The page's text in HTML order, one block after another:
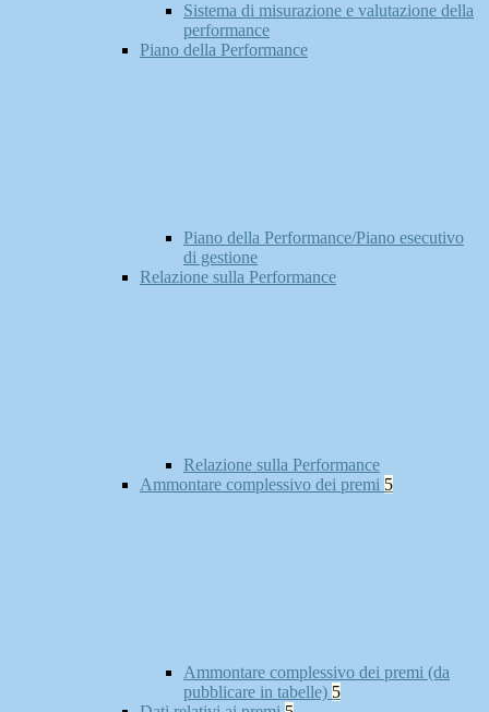
Sistema di misurazione e valutazione della
performance
Piano della Performance
Piano della Performance/Piano esecutivo
di gestione
Relazione sulla Performance
Relazione sulla Performance
Ammontare complessivo dei premi 5
Ammontare complessivo dei premi (da
pubblicare in tabelle) 5